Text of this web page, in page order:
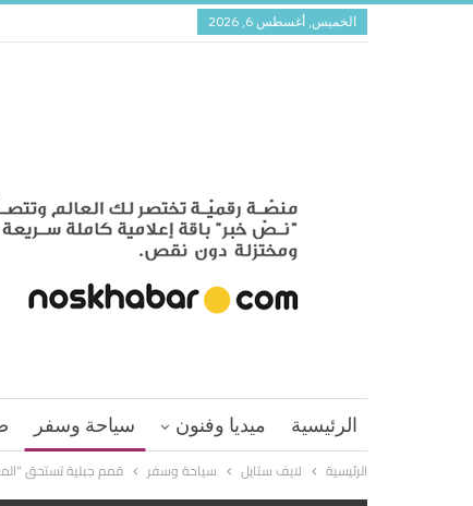
الخميس, أغسطس 6, 2026
الرئيسية ميديا وفنون سياحة وسفر
الرئيسية
لايف ستايل سياحة وسفر قمم جبلية تستحق